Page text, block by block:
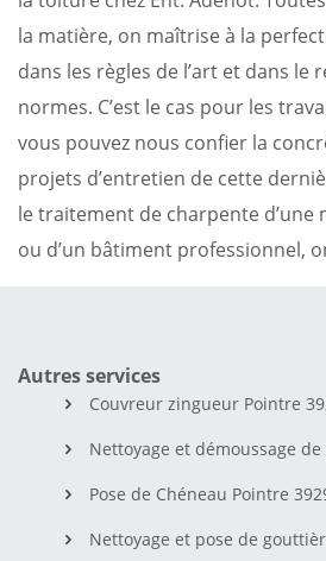
la matière, on maîtrise à la
dans les règles de l’art et dans le
normes. C’est le cas pour les
vous pouvez nous confier la
projets d’entretien de cette
le traitement de charpente d’une
ou d’un bâtiment professionnel,
Autres services
Couvreur zingueur Pointre
Nettoyage et démoussage
Pose de Chéneau Pointre
Nettoyage et pose de